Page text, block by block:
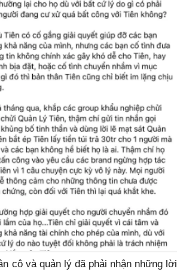
cô và quản lý đã phải nhận những lời